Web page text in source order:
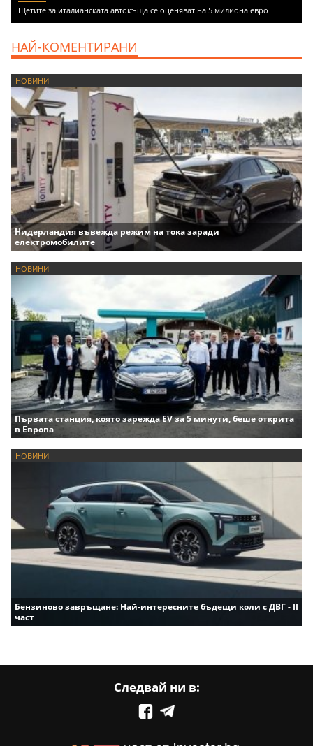
Щетите за италианската автокъща се оценяват на 5 милиона евро
НАЙ-КОМЕНТИРАНИ
НОВИНИ
Нидерландия въвежда режим на тока заради
електромобилите
НОВИНИ
Първата станция, която зарежда EV за 5 минути, беше открита
в Европа
НОВИНИ
Бензиново завръщане: Най-интересните бъдещи коли с ДВГ - II
част
Следвай ни в: